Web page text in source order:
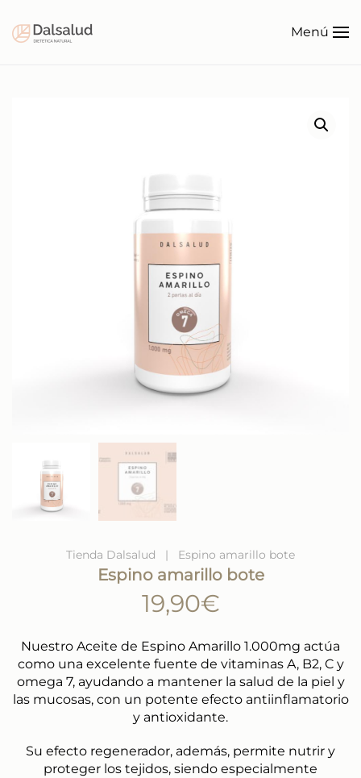
Ir al contenido principal
Menú
Tienda Dalsalud Espino amarillo bote
Espino amarillo bote
19,90€
Nuestro Aceite de Espino Amarillo 1.000mg actúa
como una excelente fuente de vitaminas A, B2, C y
omega 7, ayudando a mantener la salud de la piel y
las mucosas, con un potente efecto antiinflamatorio
y antioxidante.
Su efecto regenerador, además, permite nutrir y
proteger los tejidos, siendo especialmente